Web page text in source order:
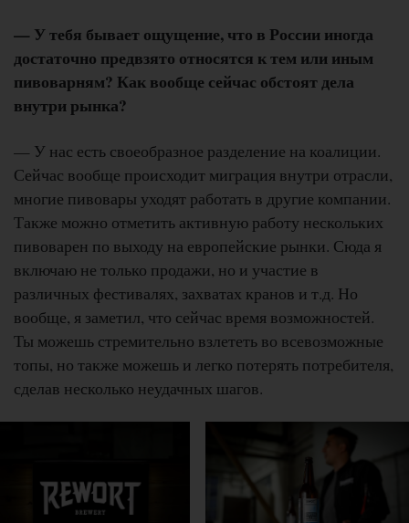
— У тебя бывает ощущение, что в России иногда
достаточно предвзято относятся к тем или иным
пивоварням? Как вообще сейчас обстоят дела
внутри рынка?
— У нас есть своеобразное разделение на коалиции.
Сейчас вообще происходит миграция внутри отрасли,
многие пивовары уходят работать в другие компании.
Также можно отметить активную работу нескольких
пивоварен по выходу на европейские рынки. Сюда я
включаю не только продажи, но и участие в
различных фестивалях, захватах кранов и т.д. Но
вообще, я заметил, что сейчас время возможностей.
Ты можешь стремительно взлететь во всевозможные
топы, но также можешь и легко потерять потребителя,
сделав несколько неудачных шагов.